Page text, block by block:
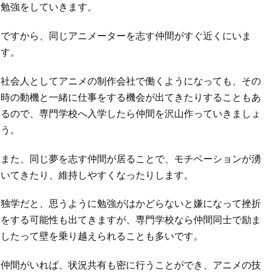
勉強をしていきます。
ですから、同じアニメーターを志す仲間がすぐ近くにいま
す。
社会人としてアニメの制作会社で働くようになっても、その
時の動機と一緒に仕事をする機会が出てきたりすることもあ
るので、専門学校へ入学したら仲間を沢山作っていきましょ
う。
また、同じ夢を志す仲間が居ることで、モチベーションが湧
いてきたり、維持しやすくなったりします。
独学だと、思うように勉強がはかどらないと嫌になって挫折
をする可能性も出てきますが、専門学校なら仲間同士で励ま
したって壁を乗り越えられることも多いです。
仲間がいれば、状況共有も密に行うことができ、アニメの技